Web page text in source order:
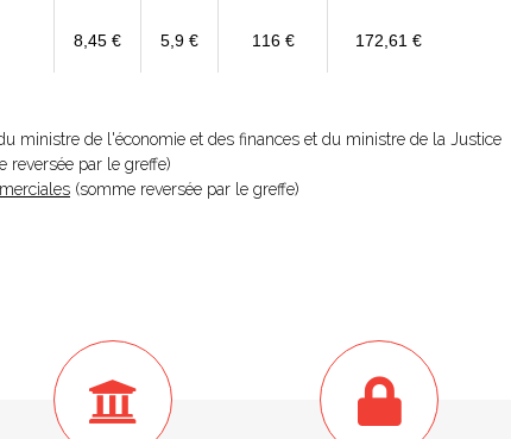
8,45 € 5,9 € 116 € 172,61 €
ministre de l'économie et des finances et du ministre de la Justice
reversée par le greffe)
(somme reversée par le greffe)